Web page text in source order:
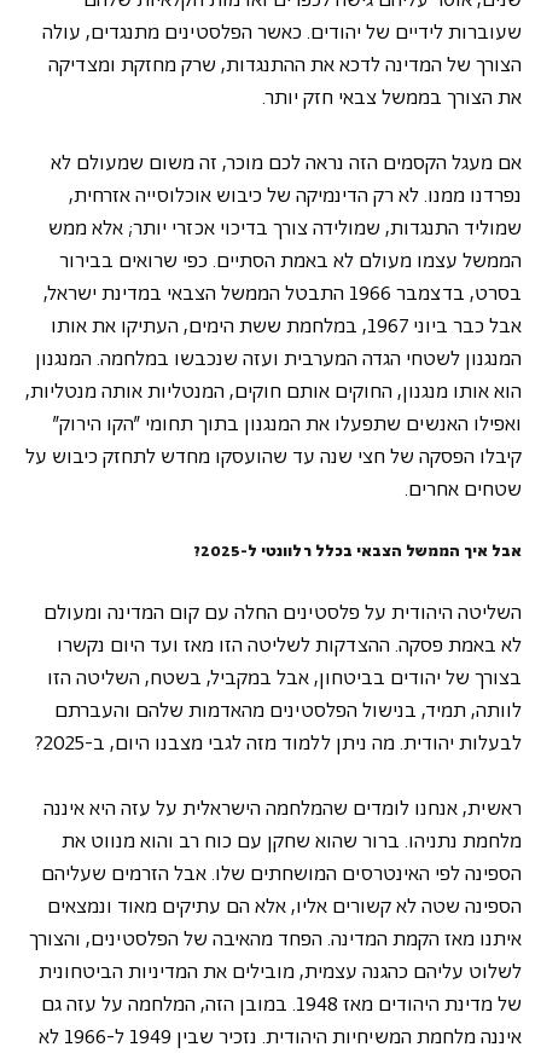
שעוברות לידיים של יהודים. כאשר הפלסטינים מתנגדים, עולה
הצורך של המדינה לדכא את ההתנגדות, שרק מחזקת ומצדיקה
את הצורך בממשל צבאי חזק יותר.
אם מעגל הקסמים הזה נראה לכם מוכר, זה משום שמעולם לא
נפרדנו ממנו. לא רק הדינמיקה של כיבוש אוכלוסייה אזרחית,
שמוליד התנגדות, שמולידה צורך בדיכוי אכזרי יותר; אלא ממש
הממשל עצמו מעולם לא באמת הסתיים. כפי שרואים בבירור
בסרט, בדצמבר 1966 התבטל הממשל הצבאי במדינת ישראל,
אבל כבר ביוני 1967, במלחמת ששת הימים, העתיקו את אותו
המנגנון לשטחי הגדה המערבית ועזה שנכבשו במלחמה. המנגנון
הוא אותו מנגנון, החוקים אותם חוקים, המנטליות אותה מנטליות,
ואפילו האנשים שתפעלו את המנגנון בתוך תחומי "הקו הירוק"
קיבלו הפסקה של חצי שנה עד שהועסקו מחדש לתחזק כיבוש על
שטחים אחרים.
אבל איך הממשל הצבאי בכלל רלוונטי ל-2025?
השליטה היהודית על פלסטינים החלה עם קום המדינה ומעולם
לא באמת פסקה. ההצדקות לשליטה הזו מאז ועד היום נקשרו
בצורך של יהודים בביטחון, אבל במקביל, בשטח, השליטה הזו
לוותה, תמיד, בנישול הפלסטינים מהאדמות שלהם והעברתם
לבעלות יהודית. מה ניתן ללמוד מזה לגבי מצבנו היום, ב-2025?
ראשית, אנחנו לומדים שהמלחמה הישראלית על עזה היא איננה
מלחמת נתניהו. ברור שהוא שחקן עם כוח רב והוא מנווט את
הספינה לפי האינטרסים המושחתים שלו. אבל הזרמים שעליהם
הספינה שטה לא קשורים אליו, אלא הם עתיקים מאוד ונמצאים
איתנו מאז הקמת המדינה. הפחד מהאיבה של הפלסטינים, והצורך
לשלוט עליהם כהגנה עצמית, מובילים את המדיניות הביטחונית
של מדינת היהודים מאז 1948. במובן הזה, המלחמה על עזה גם
איננה מלחמת המשיחיות היהודית. נזכיר שבין 1949 ל-1966 לא